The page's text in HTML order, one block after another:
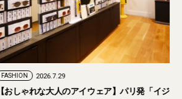
FASHION 2026.7.29
【おしゃれな大人のアイウェア】パリ発「イジ